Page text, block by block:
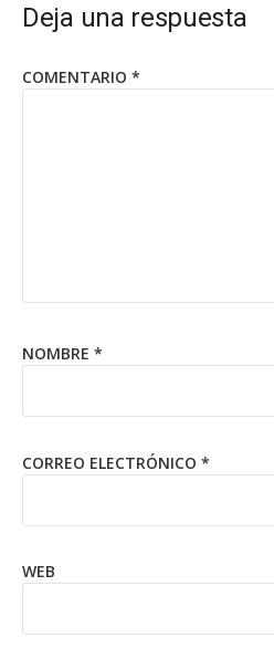
Deja una respuesta
COMENTARIO *
NOMBRE *
CORREO ELECTRÓNICO *
WEB